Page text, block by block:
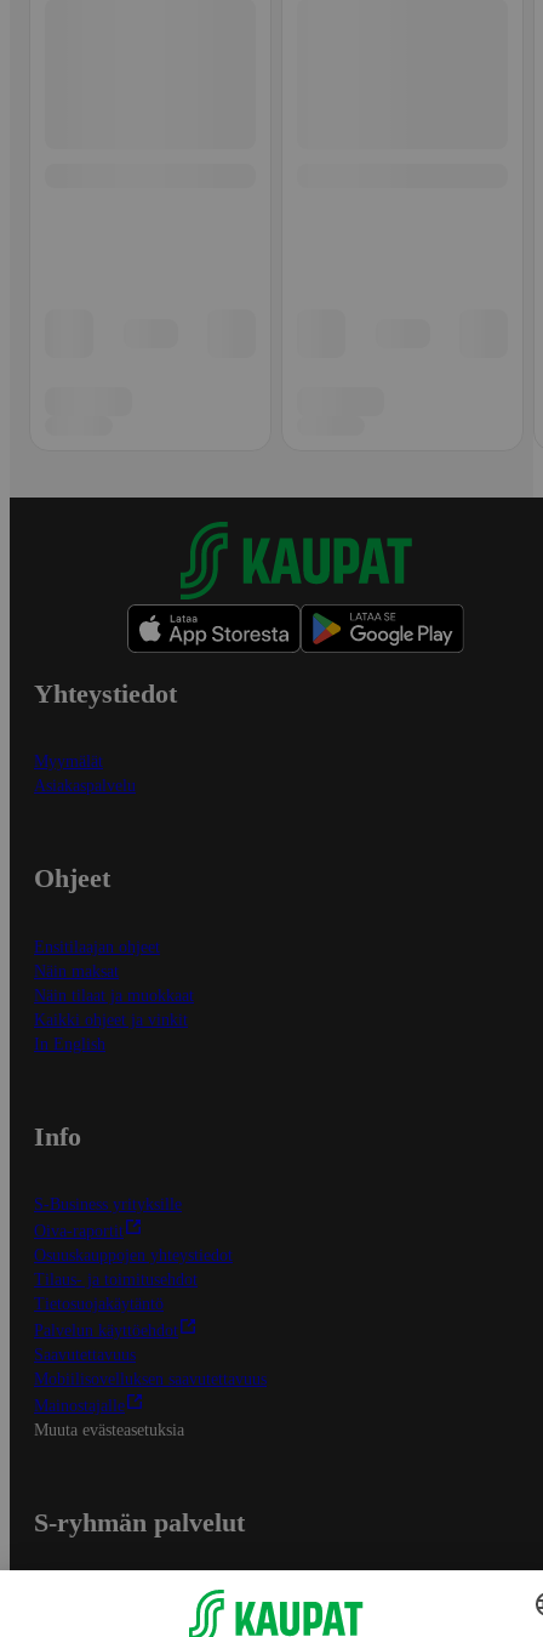
Yhteystiedot
Myymälät
Asiakaspalvelu
Ohjeet
Ensitilaajan ohjeet
Näin maksat
Näin tilaat ja muokkaat
Kaikki ohjeet ja vinkit
In English
Info
S-Business yrityksille
Oiva-raportit
Osuuskauppojen yhteystiedot
Tilaus- ja toimitusehdot
Tietosuojakäytäntö
Palvelun käyttöehdot
Saavutettavuus
Mobiilisovelluksen saavutettavuus
Mainostajalle
Muuta evästeasetuksia
S-ryhmän palvelut